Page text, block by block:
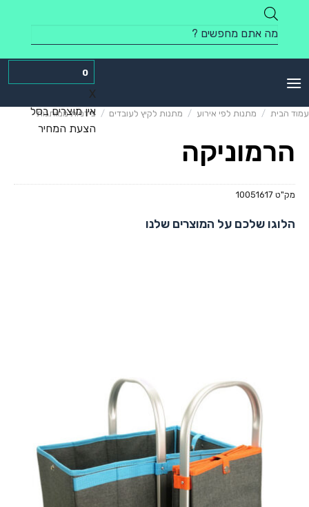
content
Products
search
0
X
אין מוצרים בסל
הצעת המחיר
עמוד הבית / מתנות לפי אירוע / מתנות לקיץ לעובדים / צידניות ממותגות
הרמוניקה
מק"ט 10051617
הלוגו שלכם על המוצרים שלנו